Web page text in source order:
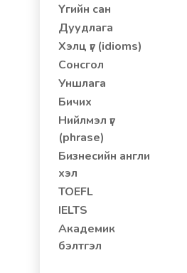
Үгийн сан
Дуудлага
Хэлц үг (idioms)
Сонсгол
Уншлага
Бичих
Нийлмэл үг
(phrase)
Бизнесийн англи
хэл
TOEFL
IELTS
Академик
бэлтгэл